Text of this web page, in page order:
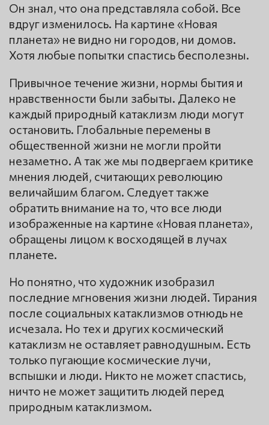
Он знал, что она представляла собой. Все
вдруг изменилось. На картине «Новая
планета» не видно ни городов, ни домов.
Хотя любые попытки спастись бесполезны.
Привычное течение жизни, нормы бытия и
нравственности были забыты. Далеко не
каждый природный катаклизм люди могут
остановить. Глобальные перемены в
общественной жизни не могли пройти
незаметно. А так же мы подвергаем критике
мнения людей, считающих революцию
величайшим благом. Следует также
обратить внимание на то, что все люди
изображенные на картине «Новая планета»,
обращены лицом к восходящей в лучах
планете.
Но понятно, что художник изобразил
последние мгновения жизни людей. Тирания
после социальных катаклизмов отнюдь не
исчезала. Но тех и других космический
катаклизм не оставляет равнодушным. Есть
только пугающие космические лучи,
вспышки и люди. Никто не может спастись,
ничто не может защитить людей перед
природным катаклизмом.